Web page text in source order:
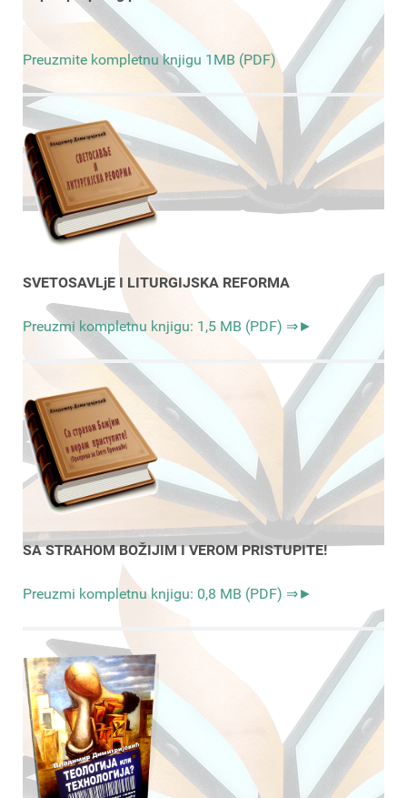
Preuzmite kompletnu knjigu 1MB (PDF)
SVETOSAVLjE I LITURGIJSKA REFORMA
Preuzmi kompletnu knjigu: 1,5 MB (PDF) ⇒►
SA STRAHOM BOŽIJIM I VEROM PRISTUPITE!
Preuzmi kompletnu knjigu: 0,8 MB (PDF) ⇒►